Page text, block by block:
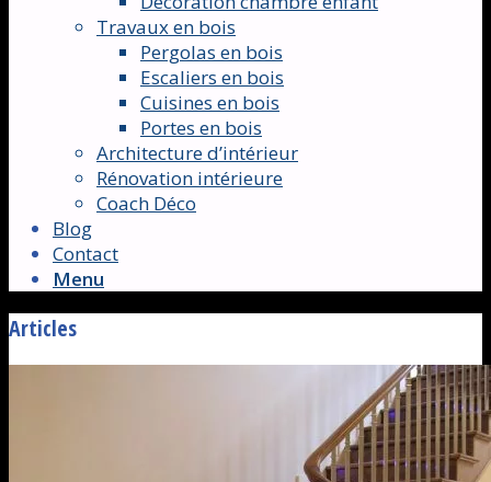
Travaux en bois
Pergolas en bois
Escaliers en bois
Cuisines en bois
Portes en bois
Architecture d’intérieur
Rénovation intérieure
Coach Déco
Blog
Contact
Menu
Articles